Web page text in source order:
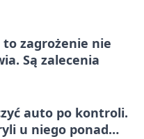
to zagrożenie nie
Są zalecenia
auto po kontroli.
u niego ponad